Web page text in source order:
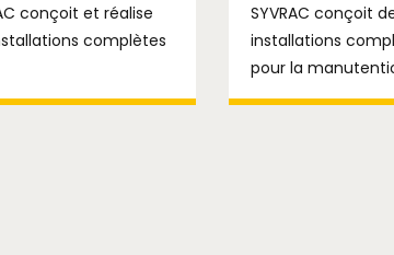
conçoit et réalise
complètes
SYVRAC conçoit
installations
pour la